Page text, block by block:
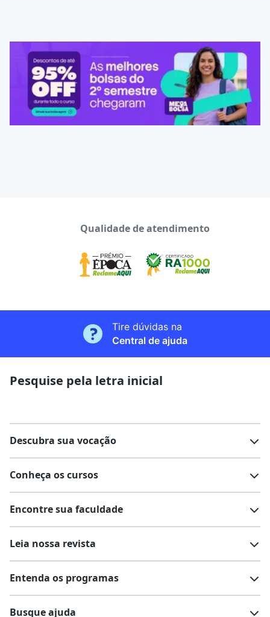
Qualidade de atendimento
Tire dúvidas na
Central de ajuda
Pesquise pela letra inicial
Descubra sua vocação
Conheça os cursos
Cursos técnicos
Escolas
Encontre sua faculdade
Comunidade Quero
Leia nossa revista
Entenda os programas
Busque ajuda